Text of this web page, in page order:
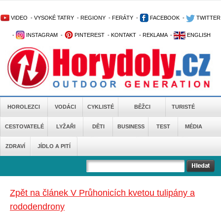
VIDEO - VYSOKÉ TATRY - REGIONY - FERÁTY - FACEBOOK - TWITTER
- INSTAGRAM - PINTEREST - KONTAKT - REKLAMA - ENGLISH
HOROLEZCI VODÁCI CYKLISTÉ BĚŽCI TURISTÉ
CESTOVATELÉ LYŽAŘI DĚTI BUSINESS TEST MÉDIA
ZDRAVÍ JÍDLO A PITÍ
Zpět na článek V Průhonicích kvetou tulipány a
rododendrony